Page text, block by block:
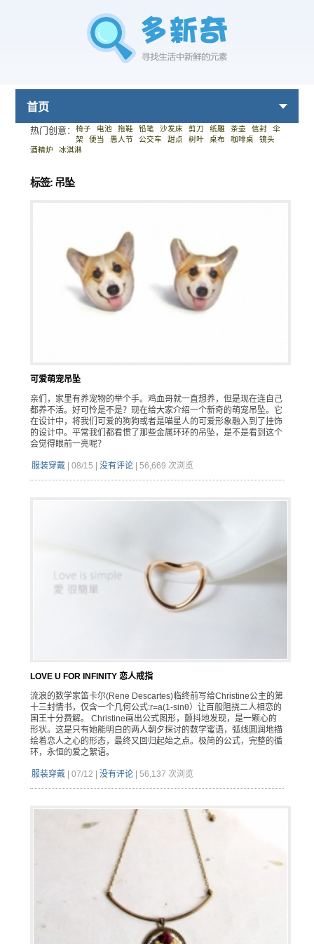
首页
热门创意： 椅子 电池 拖鞋 铅笔 沙发床 剪刀 纸雕 茶壶 信封
伞
架
便当 愚人节 公交车 甜点 树叶 桌布 咖啡桌
镜头
酒精炉
冰淇淋
标签: 吊坠
可爱萌宠吊坠
亲们，家里有养宠物的举个手。鸡血哥就一直想养，但是现在连自己
都养不活。好可怜是不是？现在给大家介绍一个新奇的萌宠吊坠。它
在设计中，将我们可爱的狗狗或者是喵星人的可爱形象融入到了挂饰
的设计中。平常我们都看惯了那些金属环环的吊坠，是不是看到这个
会觉得眼前一亮呢？
服装穿戴| 08/15 没有评论| 56,669 次浏览
LOVE U FOR INFINITY 恋人戒指
流浪的数学家笛卡尔(Rene Descartes)临终前写给Christine公主的第
十三封情书，仅含一个几何公式:r=a(1-sinθ）让百般阻挠二人相恋的
国王十分费解。 Christine画出公式图形，颤抖地发现，是一颗心的
形状。这是只有她能明白的两人朝夕探讨的数学蜜语，弧线圆润地描
绘着恋人之心的形态，最终又回归起始之点。极简的公式，完整的循
环，永恒的爱之絮语。
服装穿戴| 07/12 没有评论| 56,137 次浏览